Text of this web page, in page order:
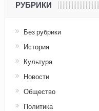
РУБРИКИ
Без рубрики
История
Культура
Новости
Общество
Политика